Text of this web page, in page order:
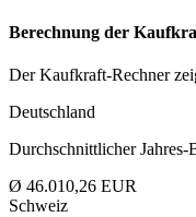
Berechnung der
Der Kaufkraft-Rechner
Deutschland
Durchschnittlicher
Ø 46.010,26 EUR
Schweiz